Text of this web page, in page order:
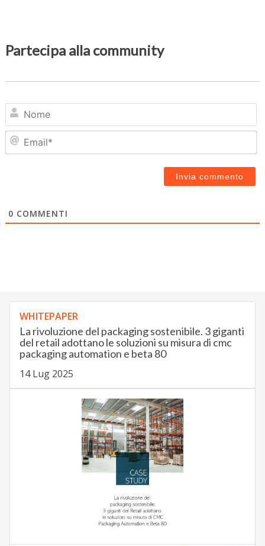
Partecipa alla community
0 COMMENTI
WHITEPAPER
La rivoluzione del packaging sostenibile. 3 giganti
del retail adottano le soluzioni su misura di cmc
packaging automation e beta 80
14 Lug 2025